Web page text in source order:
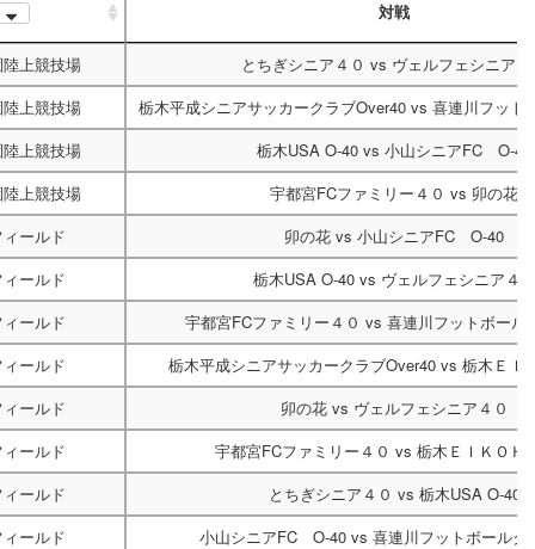
対戦
上競技場 とちぎシニア４０ vs ヴェルフェシニア
上競技場
栃木平成シニアサッカークラブOver40 vs 喜連川フット
上競技場
栃木USA O-40 vs 小山シニアFC O-40
上競技場
宇都宮FCファミリー４０ vs 卯の花
ールド
卯の花 vs 小山シニアFC O-40
ールド
栃木USA O-40vs ヴェルフェシニア４０
ールド
宇都宮FCファミリー４０ vs 喜連川フットボール
ールド
栃木平成シニアサッカークラブOver40 vs 栃木ＥＩ
ールド
卯の花vs ヴェルフェシニア４０
ールド
宇都宮FCファミリー４０ vs 栃木ＥＩＫＯ
ールド
とちぎシニア４０ vs 栃木USA O-40
ールド
小山シニアFC O-40vs 喜連川フットボールク